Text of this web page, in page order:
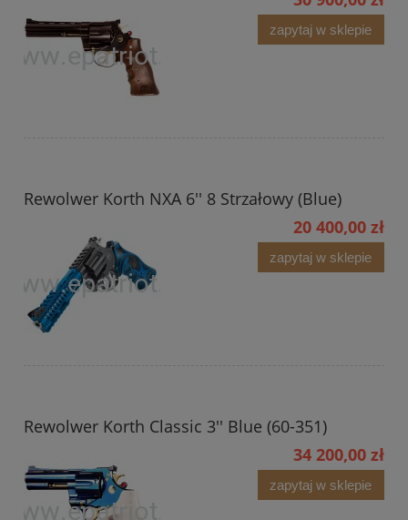
zapytaj w sklepie
Rewolwer Korth NXA 6'' 8 Strzałowy (Blue)
20 400,00 zł
zapytaj w sklepie
Rewolwer Korth Classic 3'' Blue (60-351)
34 200,00 zł
zapytaj w sklepie